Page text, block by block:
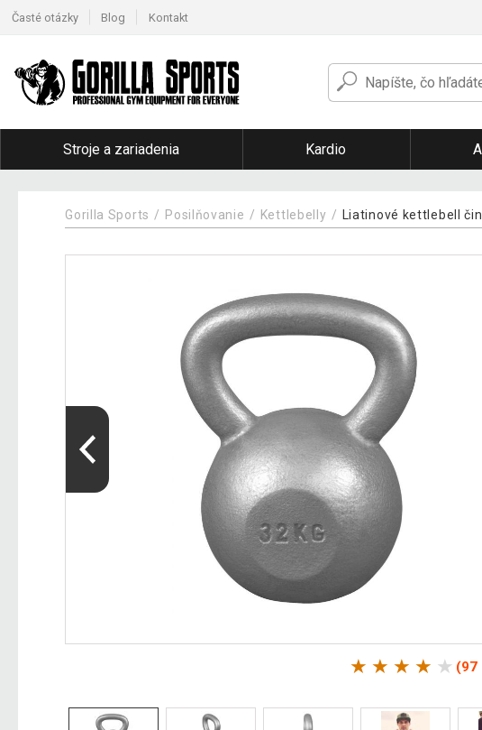
Časté otázky Blog Kontakt
Stroje a zariadenia Kardio
Gorilla Sports Posilňovanie Kettlebelly Liatinové kettlebell
(97